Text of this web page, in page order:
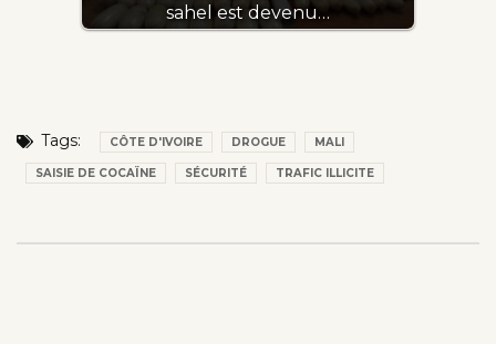
sahel est devenu…
Tags: CÔTE D'IVOIRE DROGUE MALI
SAISIE DE COCAÏNE SÉCURITÉ TRAFIC ILLICITE